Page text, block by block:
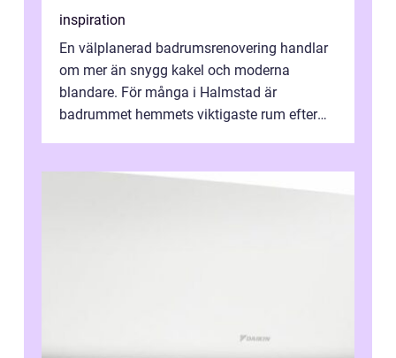
inspiration
En välplanerad badrumsrenovering handlar
om mer än snygg kakel och moderna
blandare. För många i Halmstad är
badrummet hemmets viktigaste rum efter